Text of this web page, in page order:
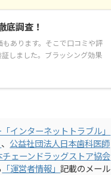
底調査！
あります。そこで口コミや評
しました。ブラッシング効果
インターネットトラブル」
、 公益社団法人日本歯科医師
ェーンドラッグストア協会
「運営者情報」記載のメール